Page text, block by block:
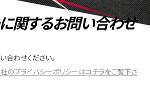
個人情報保護方針
会社情報
関するお問い合わせ
合わせください。
のプライバシーポリシーはコチラをご覧下さ